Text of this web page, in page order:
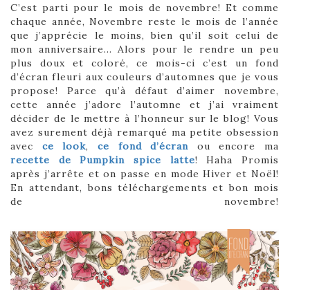
C’est parti pour le mois de novembre! Et comme
chaque année, Novembre reste le mois de l’année
que j’apprécie le moins, bien qu’il soit celui de
mon anniversaire… Alors pour le rendre un peu
plus doux et coloré, ce mois-ci c’est un fond
d’écran fleuri aux couleurs d’automnes que je vous
propose! Parce qu’à défaut d’aimer novembre,
cette année j’adore l’automne et j’ai vraiment
décider de le mettre à l’honneur sur le blog! Vous
avez surement déjà remarqué ma petite obsession
avec ce look, ce fond d’écran ou encore ma
recette de Pumpkin spice latte! Haha Promis
après j’arrête et on passe en mode Hiver et Noël!
En attendant, bons téléchargements et bon mois
de novembre!